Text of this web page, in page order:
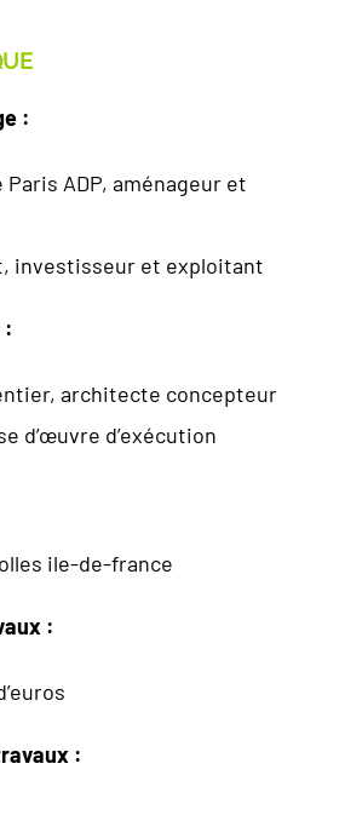
:
ADP, aménageur et
investisseur et exploitant
:
architecte concepteur
d’œuvre d’exécution
ile-de-france
:
: